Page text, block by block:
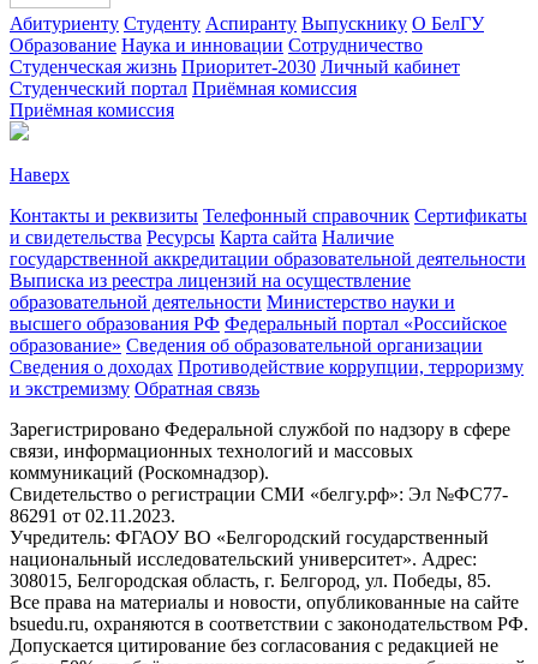
Абитуриенту Студенту Аспиранту Выпускнику О БелГУ
Образование Наука и инновации Сотрудничество
Студенческая жизнь Приоритет-2030 Личный кабинет
Студенческий портал Приёмная комиссия
Приёмная комиссия
Наверх
Контакты и реквизиты Телефонный справочник Сертификаты
и свидетельства Ресурсы Карта сайта Наличие
государственной аккредитации образовательной деятельности
Выписка из реестра лицензий на осуществление
образовательной деятельности Министерствo науки и
высшего образования РФ Федеральный портал «Российское
образование» Сведения об образовательной организации
Сведения о доходах Противодействие коррупции, терроризму
и экстремизму Обратная связь
Зарегистрировано Федеральной службой по надзору в сфере
связи, информационных технологий и массовых
коммуникаций (Роскомнадзор).
Свидетельство о регистрации СМИ «белгу.рф»: Эл №ФС77-
86291 от 02.11.2023.
Учредитель: ФГАОУ ВО «Белгородский государственный
национальный исследовательский университет». Адрес:
308015, Белгородская область, г. Белгород, ул. Победы, 85.
Все права на материалы и новости, опубликованные на сайте
bsuedu.ru, охраняются в соответствии с законодательством РФ.
Допускается цитирование без согласования с редакцией не